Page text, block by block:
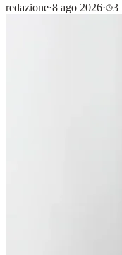
redazione·8 ago 2026· 3